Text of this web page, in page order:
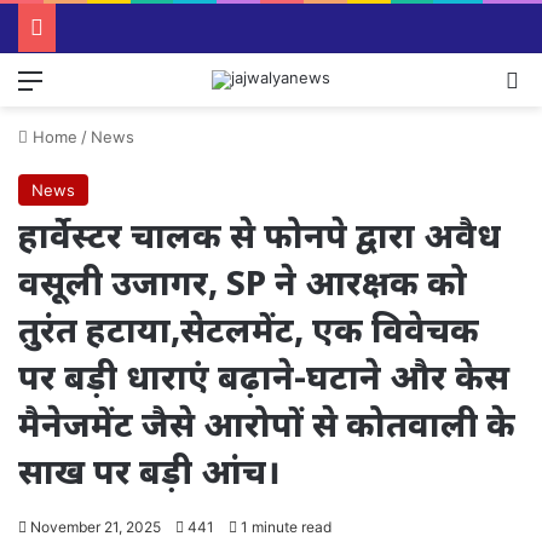
Menu
Home / News
News
हार्वेस्टर चालक से फोनपे द्वारा अवैध
वसूली उजागर, SP ने आरक्षक को
तुरंत हटाया,सेटलमेंट, एक विवेचक
पर बड़ी धाराएं बढ़ाने-घटाने और केस
मैनेजमेंट जैसे आरोपों से कोतवाली के
साख पर बड़ी आंच।
November 21, 2025 441 1 minute read